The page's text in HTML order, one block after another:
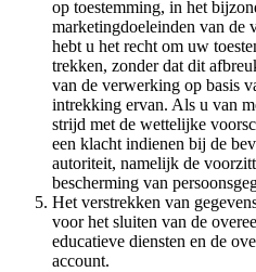
op toestemming, in het
marketingdoeleinden van de
hebt u het recht om uw
trekken, zonder dat dit
van de verwerking op basis
intrekking ervan. Als u van
strijd met de wettelijke
een klacht indienen bij de
autoriteit, namelijk de
bescherming van
Het verstrekken van
voor het sluiten van de
educatieve diensten en de
account.